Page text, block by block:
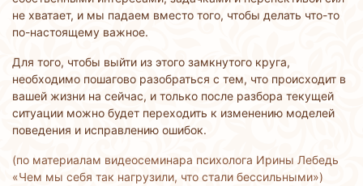
не хватает, и мы падаем вместо того, чтобы делать что-то
по-настоящему важное.
Для того, чтобы выйти из этого замкнутого круга,
необходимо пошагово разобраться с тем, что происходит в
вашей жизни на сейчас, и только после разбора текущей
ситуации можно будет переходить к изменению моделей
поведения и исправлению ошибок.
(по материалам видеосеминара психолога Ирины Лебедь
«Чем мы себя так нагрузили, что стали бессильными»)